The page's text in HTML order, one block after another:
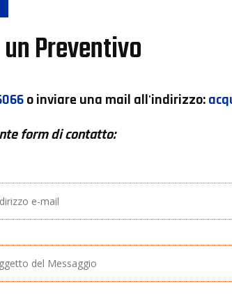
Preventivo
o inviare una mail all'indirizzo:
form di contatto: